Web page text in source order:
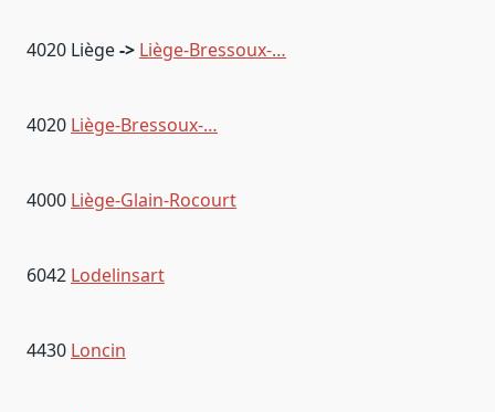
4020 Liège-> Liège-Bressoux-…
4020 Liège-Bressoux-…
4000 Liège-Glain-Rocourt
6042 Lodelinsart
4430 Loncin